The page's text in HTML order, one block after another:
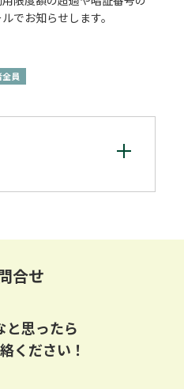
でお知らせします。
員
合せ
と思ったら
ください！